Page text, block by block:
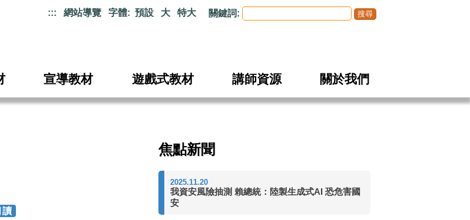
::: 網站導覽 字體: 預設 大 特大 關鍵詞:
宣導教材 遊戲式教材 講師資源 關於我們
焦點新聞
2025.11.20
我資安風險抽測 賴總統：陸製生成式AI 恐危害國
安